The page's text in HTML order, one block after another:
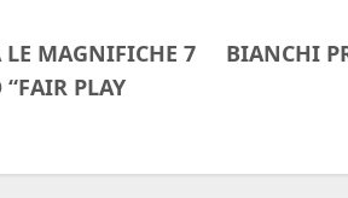
MAGNIFICHE 7
PLAY
BIANCHI